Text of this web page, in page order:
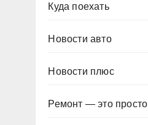
Куда поехать
Новости авто
Новости плюс
Ремонт — это просто